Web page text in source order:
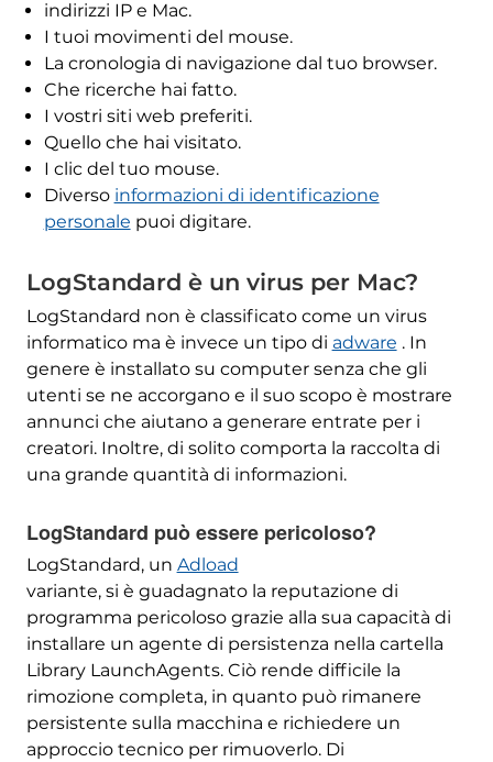
indirizzi IP e Mac.
I tuoi movimenti del mouse.
La cronologia di navigazione dal tuo browser.
Che ricerche hai fatto.
I vostri siti web preferiti.
Quello che hai visitato.
I clic del tuo mouse.
Diverso informazioni di identificazione
personale puoi digitare.
LogStandard è un virus per Mac?
LogStandard non è classificato come un virus
informatico ma è invece un tipo di adware . In
genere è installato su computer senza che gli
utenti se ne accorgano e il suo scopo è mostrare
annunci che aiutano a generare entrate per i
creatori. Inoltre, di solito comporta la raccolta di
una grande quantità di informazioni.
LogStandard può essere pericoloso?
LogStandard, un Adload
variante, si è guadagnato la reputazione di
programma pericoloso grazie alla sua capacità di
installare un agente di persistenza nella cartella
Library LaunchAgents. Ciò rende difficile la
rimozione completa, in quanto può rimanere
persistente sulla macchina e richiedere un
approccio tecnico per rimuoverlo. Di